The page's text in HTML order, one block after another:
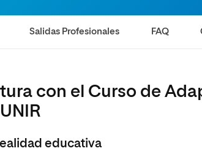
Ciencias Políticas y Relaciones
Internacionales
Acceso
mayores
Oficina de Movilidad
Internacional
y
Salidas Profesionales FAQ
con el Curso de
educativa